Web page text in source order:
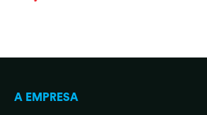
A EMPRESA